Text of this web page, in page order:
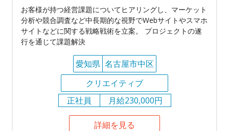
お客様が持つ経営課題についてヒアリングし、マーケット
分析や競合調査など中長期的な視野でWebサイトやスマホ
サイトなどに関する戦略戦術を立案。 プロジェクトの遂
行を通じて課題解決
愛知県 名古屋市中区
クリエイティブ
正社員
月給230,000円
詳細を見る